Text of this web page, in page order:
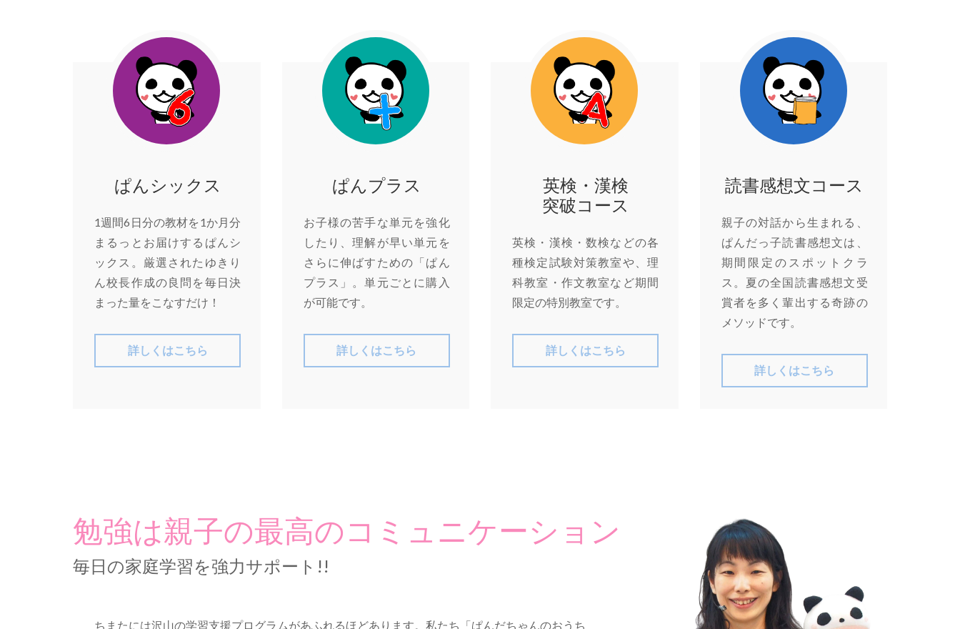
ぱんシックス
1週間6日分の教材を1か月分
まるっとお届けするぱんシ
ックス。厳選されたゆきり
ん校長作成の良問を毎日決
まった量をこなすだけ！
詳しくはこちら
ぱんプラス
お子様の苦手な単元を強化
したり、理解が早い単元を
さらに伸ばすための「ぱん
プラス」。単元ごとに購入
が可能です。
詳しくはこちら
英検・漢検
突破コース
英検・漢検・数検などの各
種検定試験対策教室や、理
科教室・作文教室など期間
限定の特別教室です。
詳しくはこちら
読書感想文コース
親子の対話から生まれる、
ぱんだっ子読書感想文は、
期間限定のスポットクラ
ス。夏の全国読書感想文受
賞者を多く輩出する奇跡の
メソッドです。
詳しくはこちら
勉強は親子の最高のコミュニケーション
毎日の家庭学習を強力サポート!!
ちまたには沢山の学習支援プログラムがあふれるほどあります。私たち「ぱんだちゃんのおうち